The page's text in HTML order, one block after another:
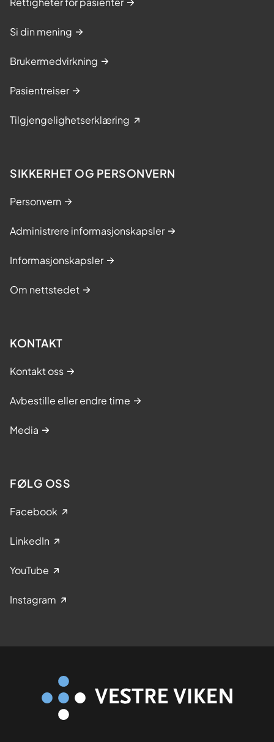
Si din mening
Brukermedvirkning
Pasientreiser
Tilgjengelighetserklæring
SIKKERHET OG PERSONVERN
Personvern
Administrere informasjonskapsler
Informasjonskapsler
Om nettstedet
KONTAKT
Kontakt oss
Avbestille eller endre time
Media
FØLG OSS
Facebook
LinkedIn
YouTube
Instagram